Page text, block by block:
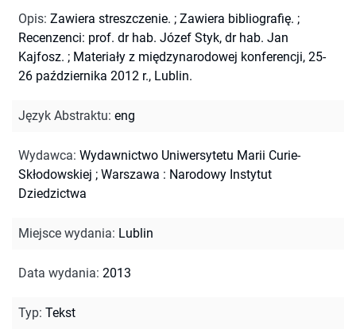
Opis: Zawiera streszczenie. ; Zawiera bibliografię. ;
Recenzenci: prof. dr hab. Józef Styk, dr hab. Jan
Kajfosz. ; Materiały z międzynarodowej konferencji, 25-
26 października 2012 r., Lublin.
Język Abstraktu: eng
Wydawca: Wydawnictwo Uniwersytetu Marii Curie-
Skłodowskiej ; Warszawa : Narodowy Instytut
Dziedzictwa
Miejsce wydania: Lublin
Data wydania: 2013
Typ: Tekst